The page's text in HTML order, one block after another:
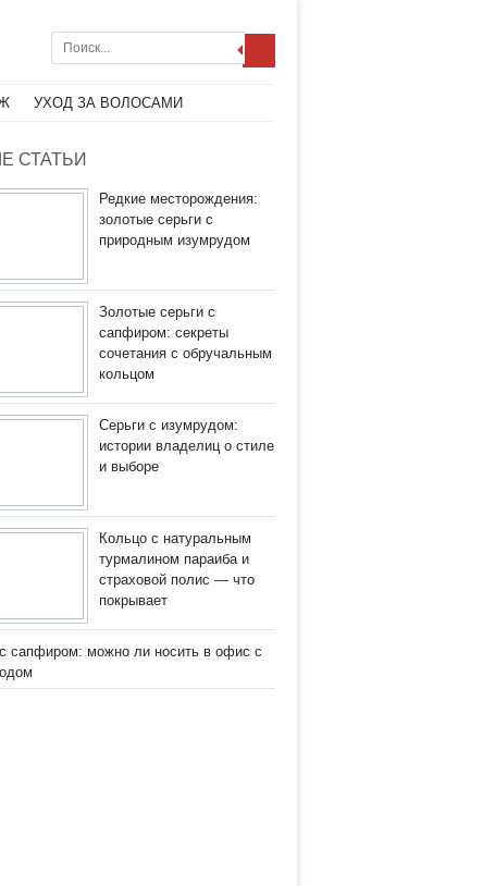
УХОД ЗА ВОЛОСАМИ
СТАТЬИ
Редкие месторождения:
золотые серьги с
природным изумрудом
Золотые серьги с
сапфиром: секреты
сочетания с обручальным
кольцом
Серьги с изумрудом:
истории владелиц о стиле
и выборе
Кольцо с натуральным
турмалином параиба и
страховой полис — что
покрывает
сапфиром: можно ли носить в офис с